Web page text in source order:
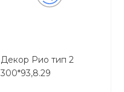
Декор Рио тип 2
300*93,8.29